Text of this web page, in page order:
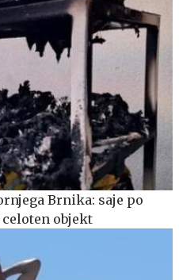
Brnika: saje po
objekt